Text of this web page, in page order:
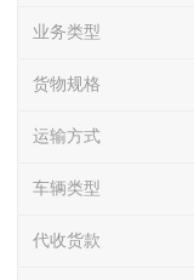
业务类型
货物规格
运输方式
车辆类型
代收货款